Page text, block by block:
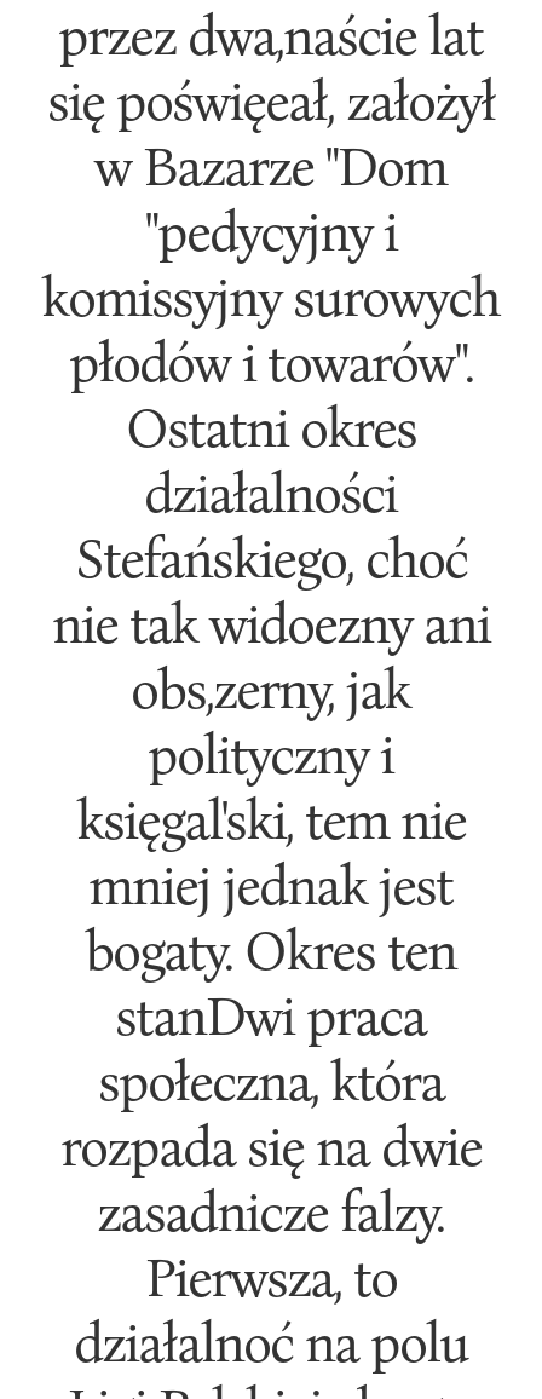
przez dwa,naście lat
się poświęeał, założył
w Bazarze "Dom
"pedycyjny i
komissyjny surowych
płodów i towarów".
Ostatni okres
działalności
Stefańskiego, choć
nie tak widoezny ani
obs,zerny, jak
polityczny i
księgal'ski, tem nie
mniej jednak jest
bogaty. Okres ten
stanDwi praca
społeczna, która
rozpada się na dwie
zasadnicze falzy.
Pierwsza, to
działalnoć na polu